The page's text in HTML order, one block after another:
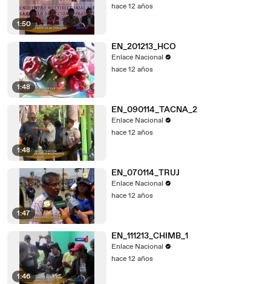
1:50
hace 12 años
1:48
EN_201213_HCO
Enlace Nacional
hace 12 años
1:48
EN_090114_TACNA_2
Enlace Nacional
hace 12 años
1:47
EN_070114_TRUJ
Enlace Nacional
hace 12 años
1:46
EN_111213_CHIMB_1
Enlace Nacional
hace 12 años